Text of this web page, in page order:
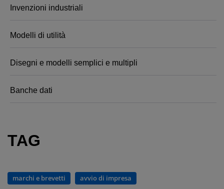
Invenzioni industriali
Modelli di utilità
Disegni e modelli semplici e multipli
Banche dati
TAG
marchi e brevetti avvio di impresa